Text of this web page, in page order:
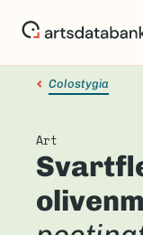
Colostygia
Art